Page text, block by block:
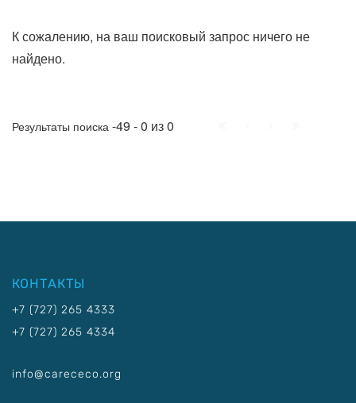
К сожалению, на ваш поисковый запрос ничего не
найдено.
Результаты поиска -49 - 0 из 0
КОНТАКТЫ
+7 (727) 265 4333
+7 (727) 265 4334
info@carececo.org